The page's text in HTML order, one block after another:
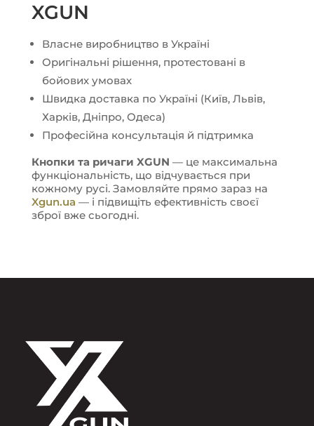
XGUN
Власне виробництво в Україні
Оригінальні рішення, протестовані в
бойових умовах
Швидка доставка по Україні (Київ, Львів,
Харків, Дніпро, Одеса)
Професійна консультація й підтримка
Кнопки та ричаги XGUN — це максимальна
функціональність, що відчувається при
кожному русі. Замовляйте прямо зараз на
Xgun.ua — і підвищіть ефективність своєї
зброї вже сьогодні.